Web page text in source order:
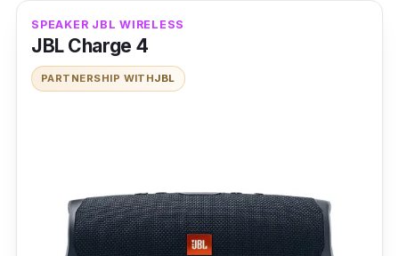
denganspeaker
dengancharging port
Manakala kelantangan bunyi dan jam loceng
SPEAKER JBL WIRELESS
JBL Charge 4
PARTNERSHIP WITHJBL